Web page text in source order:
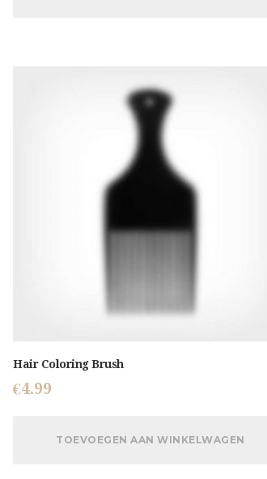
Hair Coloring Brush
€4.99
TOEVOEGEN AAN WINKELWAGEN